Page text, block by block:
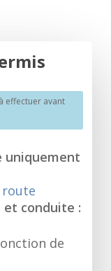
effectuer avant
uniquement
route
et conduite :
de